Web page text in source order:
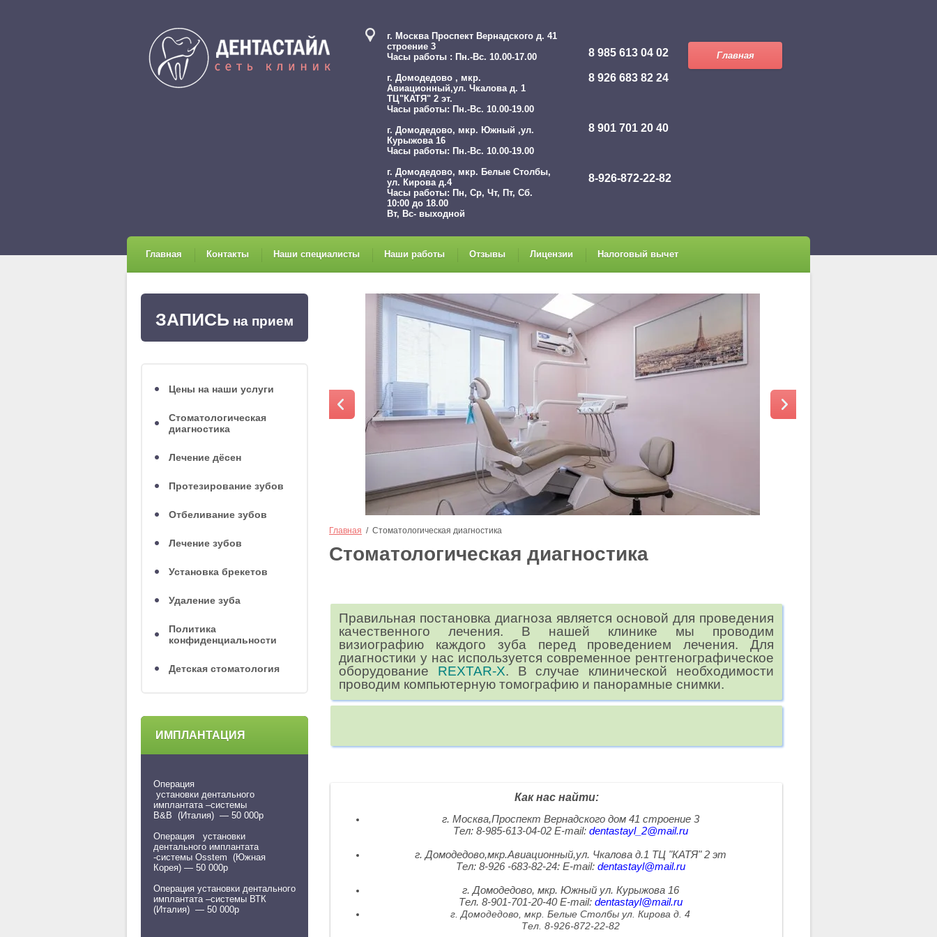
г. Москва Проспект Вернадского д. 41
строение 3
Часы работы : Пн.-Вс. 10.00-17.00
г. Домодедово , мкр.
Авиационный,ул. Чкалова д. 1
ТЦ"КАТЯ" 2 эт.
Часы работы: Пн.-Вс. 10.00-19.00
г. Домодедово, мкр. Южный ,ул.
Курыжова 16
Часы работы: Пн.-Вс. 10.00-19.00
г. Домодедово, мкр. Белые Столбы,
ул. Кирова д.4
Часы работы: Пн, Ср, Чт, Пт, Сб.
10:00 до 18.00
Вт, Вс- выходной
8 985 613 04 02
8 926 683 82 24
8 901 701 20 40
8-926-872-22-82
Главная
Главная Контакты Наши специалисты Наши работы Отзывы Лицензии Налоговый вычет
ЗАПИСЬ на прием
Цены на наши услуги
Стоматологическая
диагностика
Лечение дёсен
Протезирование зубов
Отбеливание зубов
Лечение зубов
Установка брекетов
Удаление зуба
Политика
конфиденциальности
Детская стоматология
ИМПЛАНТАЦИЯ
Операция
установки дентального
имплантата –системы
В&B (Италия) — 50 000р
Операция установки
дентального имплантата
-системы Osstem (Южная
Корея) — 50 000р
Операция установки дентального
имплантата –системы ВТК
(Италия) — 50 000р
Главная
  /  Стоматологическая диагностика
Стоматологическая диагностика
Правильная постановка диагноза является основой для проведения
качественного лечения. В нашей клинике мы проводим
визиографию каждого зуба перед проведением лечения. Для
диагностики у нас используется современное рентгенографическое
оборудование REXTAR-X. В случае клинической необходимости
проводим компьютерную томографию и панорамные снимки.
Как нас найти:
г. Москва,Проспект Вернадского дом 41 строение 3
Тел: 8-985-613-04-02 E-mail: dentastayl_2@mail.ru
г. Домодедово,мкр.Авиационный,ул. Чкалова д.1 ТЦ "КАТЯ" 2 эт
Тел: 8-926 -683-82-24: E-mail: dentastayl@mail.ru
г. Домодедово, мкр. Южный ул. Курыжова 16
Тел. 8-901-701-20-40 E-mail: dentastayl@mail.ru
г. Домодедово, мкр. Белые Столбы ул. Кирова д. 4
Тел. 8-926-872-22-82